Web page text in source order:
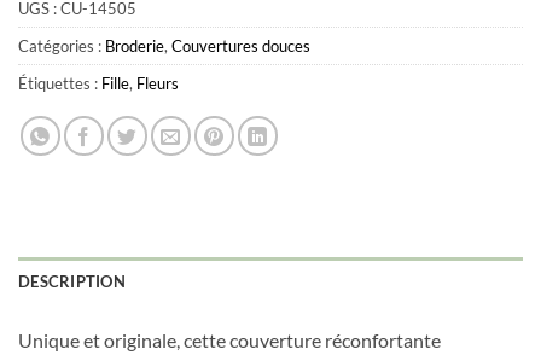
UGS :CU-14505
Catégories : Broderie, Couvertures douces
Étiquettes : Fille, Fleurs
DESCRIPTION
Unique et originale, cette couverture réconfortante
Obtenez 10% de rabais
Courriel